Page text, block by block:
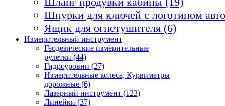
Шнурки для ключей с логотипом
Ящик для огнетушителя (6)
Измерительный инструмент
Геодезические измерительные
рулетки (44)
Гидроуровни (27)
Измерительные колеса, Курвиметры
дорожные (6)
Лазерный инструмент (123)
Линейки (37)